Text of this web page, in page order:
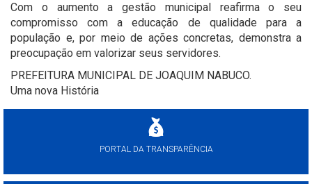
Com o aumento a gestão municipal reafirma o seu
compromisso com a educação de qualidade para a
população e, por meio de ações concretas, demonstra a
preocupação em valorizar seus servidores.
PREFEITURA MUNICIPAL DE JOAQUIM NABUCO.
Uma nova História
PORTAL DA TRANSPARÊNCIA